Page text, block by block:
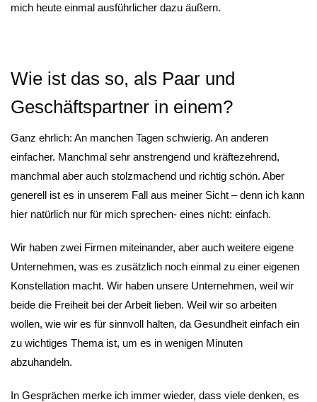
mich heute einmal ausführlicher dazu äußern.
Wie ist das so, als Paar und
Geschäftspartner in einem?
Ganz ehrlich: An manchen Tagen schwierig. An anderen
einfacher. Manchmal sehr anstrengend und kräftezehrend,
manchmal aber auch stolzmachend und richtig schön. Aber
generell ist es in unserem Fall aus meiner Sicht – denn ich kann
hier natürlich nur für mich sprechen- eines nicht: einfach.
Wir haben zwei Firmen miteinander, aber auch weitere eigene
Unternehmen, was es zusätzlich noch einmal zu einer eigenen
Konstellation macht. Wir haben unsere Unternehmen, weil wir
beide die Freiheit bei der Arbeit lieben. Weil wir so arbeiten
wollen, wie wir es für sinnvoll halten, da Gesundheit einfach ein
zu wichtiges Thema ist, um es in wenigen Minuten
abzuhandeln.
In Gesprächen merke ich immer wieder, dass viele denken, es